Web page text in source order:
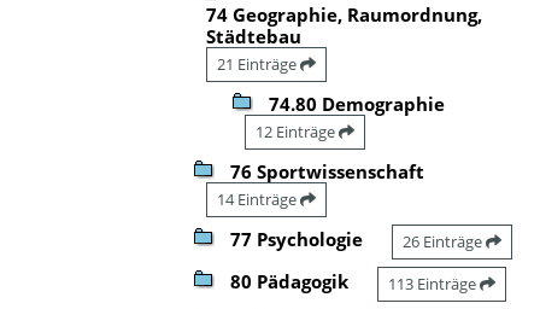
74 Geographie, Raumordnung,
Städtebau
21 Einträge
74.80 Demographie
12 Einträge
76 Sportwissenschaft
14 Einträge
77 Psychologie 26 Einträge
80 Pädagogik 113 Einträge